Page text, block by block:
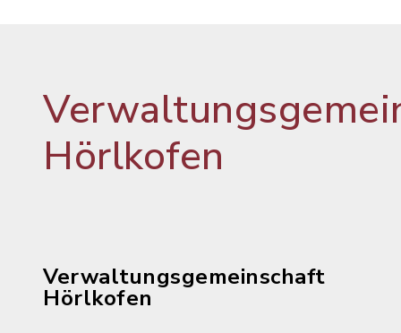
Hörlkofen
Verwaltungsgemeinschaft
Hörlkofen